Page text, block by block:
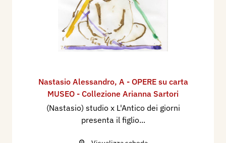
Nastasio Alessandro, A - OPERE su carta
MUSEO - Collezione Arianna Sartori
(Nastasio) studio x L'Antico dei giorni
presenta il figlio...